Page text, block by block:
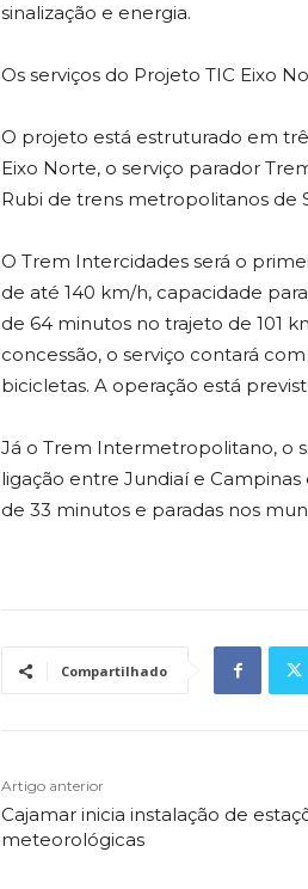
sinalização e energia.
Os serviços do Projeto TIC Eixo
O projeto está estruturado em
Eixo Norte, o serviço parador
Rubi de trens metropolitanos de
O Trem Intercidades será o
de até 140 km/h, capacidade
de 64 minutos no trajeto de 101
concessão, o serviço contará
bicicletas. A operação está
Já o Trem Intermetropolitano, o
ligação entre Jundiaí e
de 33 minutos e paradas nos
Compartilhado
Artigo anterior
Cajamar inicia instalação de
meteorológicas